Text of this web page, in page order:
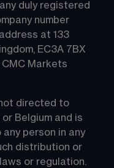
duly registered
number
at 133
EC3A 7BX
Markets
directed to
Belgium and is
person in any
distribution or
or regulation.